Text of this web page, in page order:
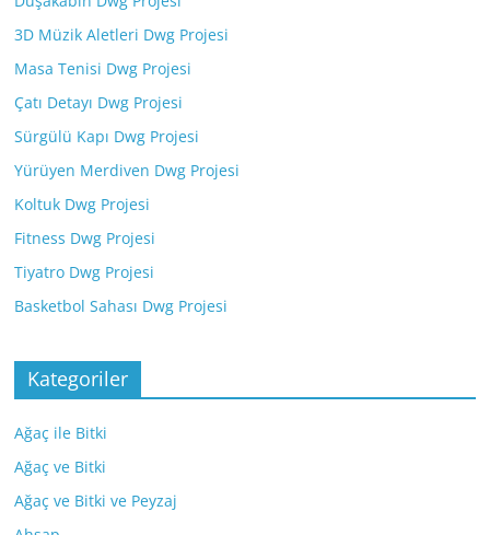
3D Müzik Aletleri Dwg Projesi
Masa Tenisi Dwg Projesi
Çatı Detayı Dwg Projesi
Sürgülü Kapı Dwg Projesi
Yürüyen Merdiven Dwg Projesi
Koltuk Dwg Projesi
Fitness Dwg Projesi
Tiyatro Dwg Projesi
Basketbol Sahası Dwg Projesi
Kategoriler
Ağaç ile Bitki
Ağaç ve Bitki
Ağaç ve Bitki ve Peyzaj